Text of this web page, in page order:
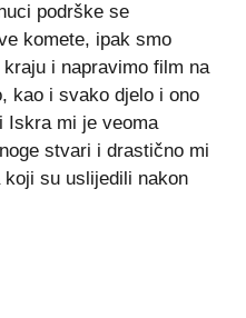
podrške se
komete, ipak smo
i napravimo film na
kao i svako djelo i ono
Iskra mi je veoma
stvari i drastično mi
su uslijedili nakon